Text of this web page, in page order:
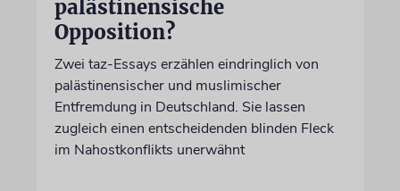
palästinensische
Opposition?
Zwei taz-Essays erzählen eindringlich von
palästinensischer und muslimischer
Entfremdung in Deutschland. Sie lassen
zugleich einen entscheidenden blinden Fleck
im Nahostkonflikts unerwähnt